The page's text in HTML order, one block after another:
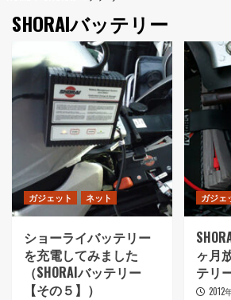
ニ
ュ
ー
SHORAIバッテリー
ガジェット ネット
ショーライバッテリー
を充電してみました
（SHORAIバッテリー
【その５】）
ガジェ
ヶ月
テリ
2012